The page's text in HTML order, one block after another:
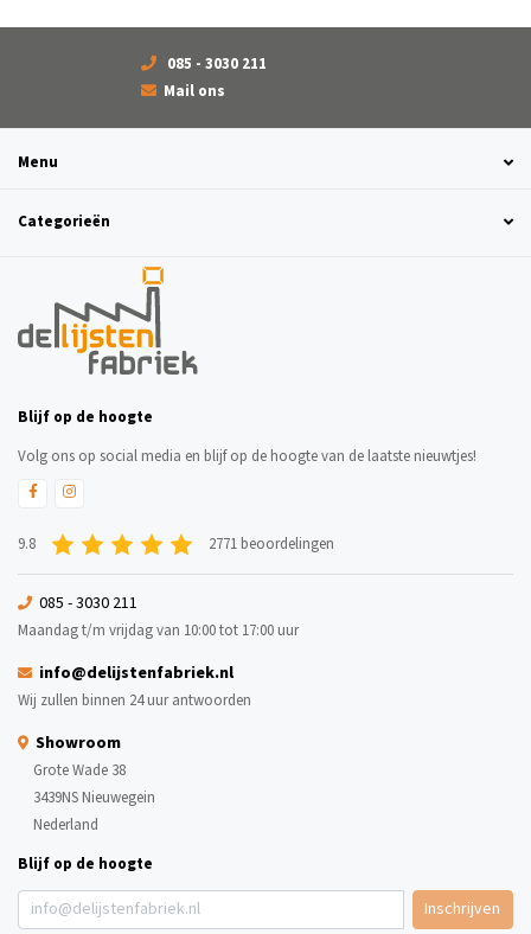
085 - 3030 211
Mail ons
Menu
Categorieën
Blijf op de hoogte
Volg ons op social media en blijf op de hoogte van de laatste nieuwtjes!
9.8 2771 beoordelingen
085 - 3030 211
Maandag t/m vrijdag van 10:00 tot 17:00 uur
info@delijstenfabriek.nl
Wij zullen binnen 24 uur antwoorden
Showroom
Grote Wade 38
3439NS Nieuwegein
Nederland
Blijf op de hoogte
Inschrijven